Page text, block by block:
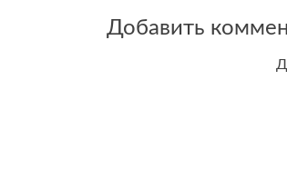
по
записям
Добавить